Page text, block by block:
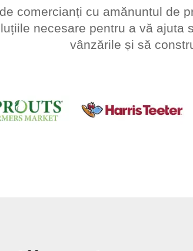
comercianți cu amănuntul de
necesare pentru a vă ajuta
vânzările și să